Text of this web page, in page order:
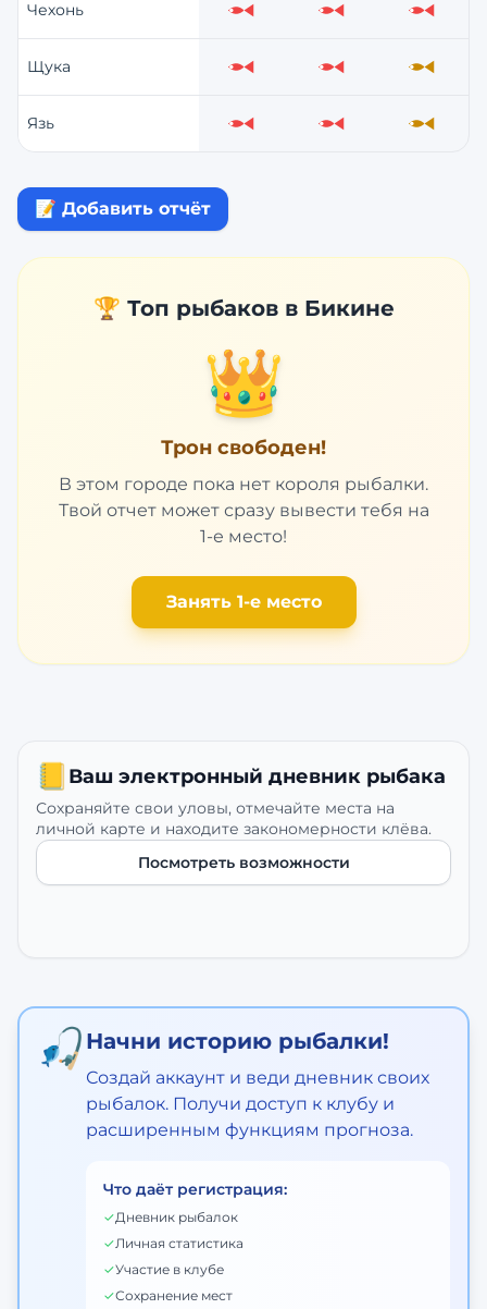
Чехонь Слабо Слабо Слабо
Щука Слабо Слабо Средне
Язь Слабо Слабо Средне
📝 Добавить отчёт
🏆 Топ рыбаков в Бикине
👑
Трон свободен!
В этом городе пока нет короля рыбалки.
Твой отчет может сразу вывести тебя на
1-е место!
Занять 1-е место
📒 Ваш электронный дневник рыбака
Сохраняйте свои уловы, отмечайте места на
личной карте и находите закономерности клёва.
Посмотреть возможности
🎣 Начни историю рыбалки!
Создай аккаунт и веди дневник своих
рыбалок. Получи доступ к клубу и
расширенным функциям прогноза.
Что даёт регистрация:
✓Дневник рыбалок
✓Личная статистика
✓Участие в клубе
✓Сохранение мест